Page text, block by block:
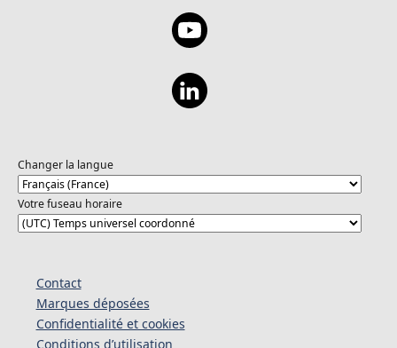
Changer la langue
Votre fuseau horaire
Contact
Marques déposées
Confidentialité et cookies
Conditions d’utilisation